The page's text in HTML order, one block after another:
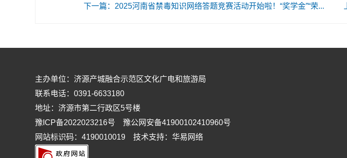
下一篇：2025河南省禁毒知识网络答题竞赛活动开始啦！“奖学金”“荣...
主办单位：济源产城融合示范区文化广电和旅游局
联系电话：0391-6633180
地址：济源市第二行政区5号楼
豫ICP备2022023216号 豫公网安备41900102410960号
网站标识码：4190010019 技术支持：华易网络